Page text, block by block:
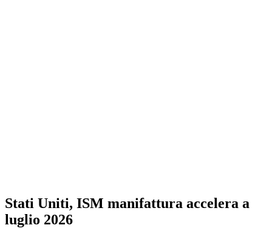
Stati Uniti, ISM manifattura accelera a
luglio 2026